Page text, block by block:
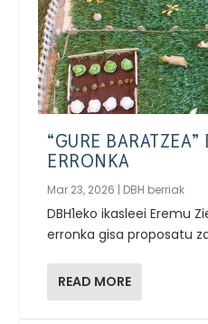
“GURE BARATZEA”
ERRONKA
Mar 23, 2026 | DBH berriak
DBH1eko ikasleei Eremu
erronka gisa proposatu
READ MORE